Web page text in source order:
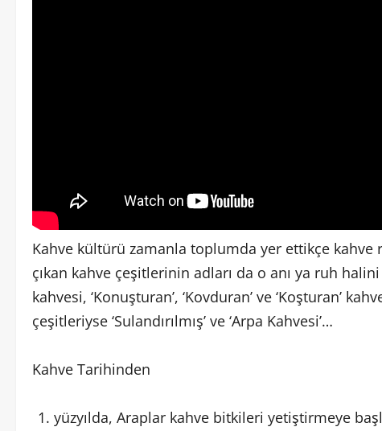
Kahve kültürü zamanla toplumda yer ettikçe
çıkan kahve çeşitlerinin adları da o anı ya ruh halini
kahvesi, ‘Konuşturan’, ‘Kovduran’ ve ‘Koşturan’
çeşitleriyse ‘Sulandırılmış’ ve ‘Arpa Kahvesi’…
Kahve Tarihinden
yüzyılda, Araplar kahve bitkileri yetiştirmeye